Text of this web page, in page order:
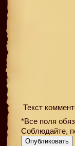
Текст
*Все поля
Соблюдайте,
Опубликовать